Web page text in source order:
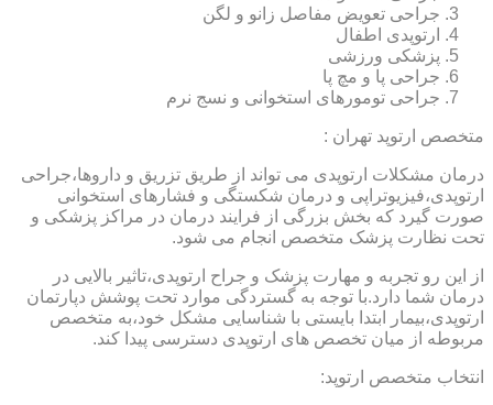
جراحی تعویض مفاصل زانو و لگن
ارتوپدی اطفال
پزشکی ورزشی
جراحی پا و مچ پا
جراحی تومورهای استخوانی و نسج نرم
متخصص ارتوپد تهران :
درمان مشکلات ارتوپدی می تواند از طریق تزریق و داروها،جراحی
ارتوپدی،فیزیوتراپی و درمان شکستگی و فشارهای استخوانی
صورت گیرد که بخش بزرگی از فرایند درمان در مراکز پزشکی و
تحت نظارت پزشک متخصص انجام می شود.
از این رو تجربه و مهارت پزشک و جراح ارتوپدی،تاثیر بالایی در
درمان شما دارد.با توجه به گستردگی موارد تحت پوشش دپارتمان
ارتوپدی،بیمار ابتدا بایستی با شناسایی مشکل خود،به متخصص
مربوطه از میان تخصص های ارتوپدی دسترسی پیدا کند.
انتخاب متخصص ارتوپد: